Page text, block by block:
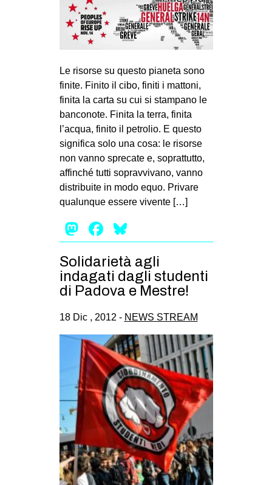
Le risorse su questo pianeta sono
finite. Finito il cibo, finiti i mattoni,
finita la carta su cui si stampano le
banconote. Finita la terra, finita
l’acqua, finito il petrolio. E questo
significa solo una cosa: le risorse
non vanno sprecate e, soprattutto,
affinché tutti sopravvivano, vanno
distribuite in modo equo. Privare
qualunque essere vivente […]
Mastodon
Facebook
Solidarietà agli
indagati dagli studenti
di Padova e Mestre!
18 Dic , 2012 - NEWS STREAM